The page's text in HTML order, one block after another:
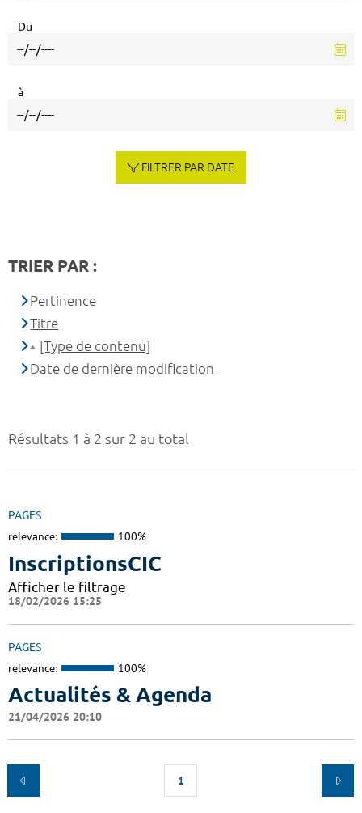
Résultats 1 à 2 sur 2 au total
PAGES
relevance: 100%
InscriptionsCIC
Afficher le filtrage
18/02/2026 15:25
PAGES
relevance: 100%
Actualités & Agenda
21/04/2026 20:10
1
Du
à
FILTRER PAR DATE
TRIER PAR :
Pertinence
Titre
[Type de contenu]
Date de dernière modification